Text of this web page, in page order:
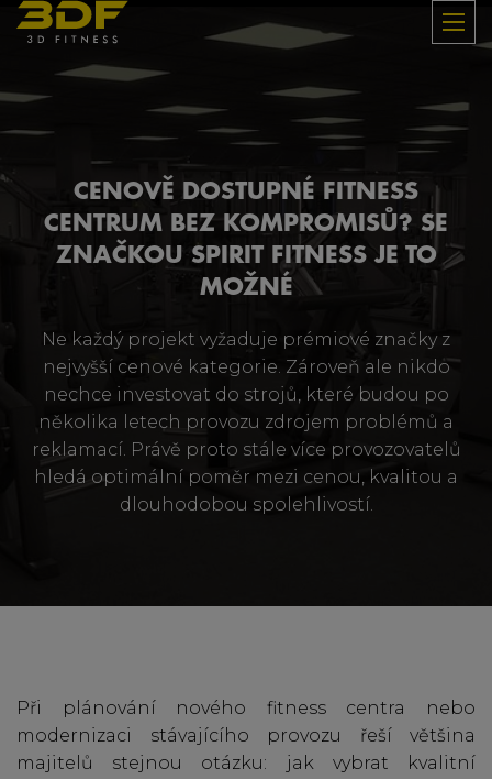
CENOVĚ DOSTUPNÉ FITNESS
CENTRUM BEZ KOMPROMISŮ? SE
ZNAČKOU SPIRIT FITNESS JE TO
MOŽNÉ
Ne každý projekt vyžaduje prémiové značky z
nejvyšší cenové kategorie. Zároveň ale nikdo
nechce investovat do strojů, které budou po
několika letech provozu zdrojem problémů a
reklamací. Právě proto stále více provozovatelů
hledá optimální poměr mezi cenou, kvalitou a
dlouhodobou spolehlivostí.
Při plánování nového fitness centra nebo
modernizaci stávajícího provozu řeší většina
majitelů stejnou otázku: jak vybrat kvalitní